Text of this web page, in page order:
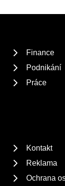
Finance
Podnikání
Práce
Kontakt
Reklama
Ochrana